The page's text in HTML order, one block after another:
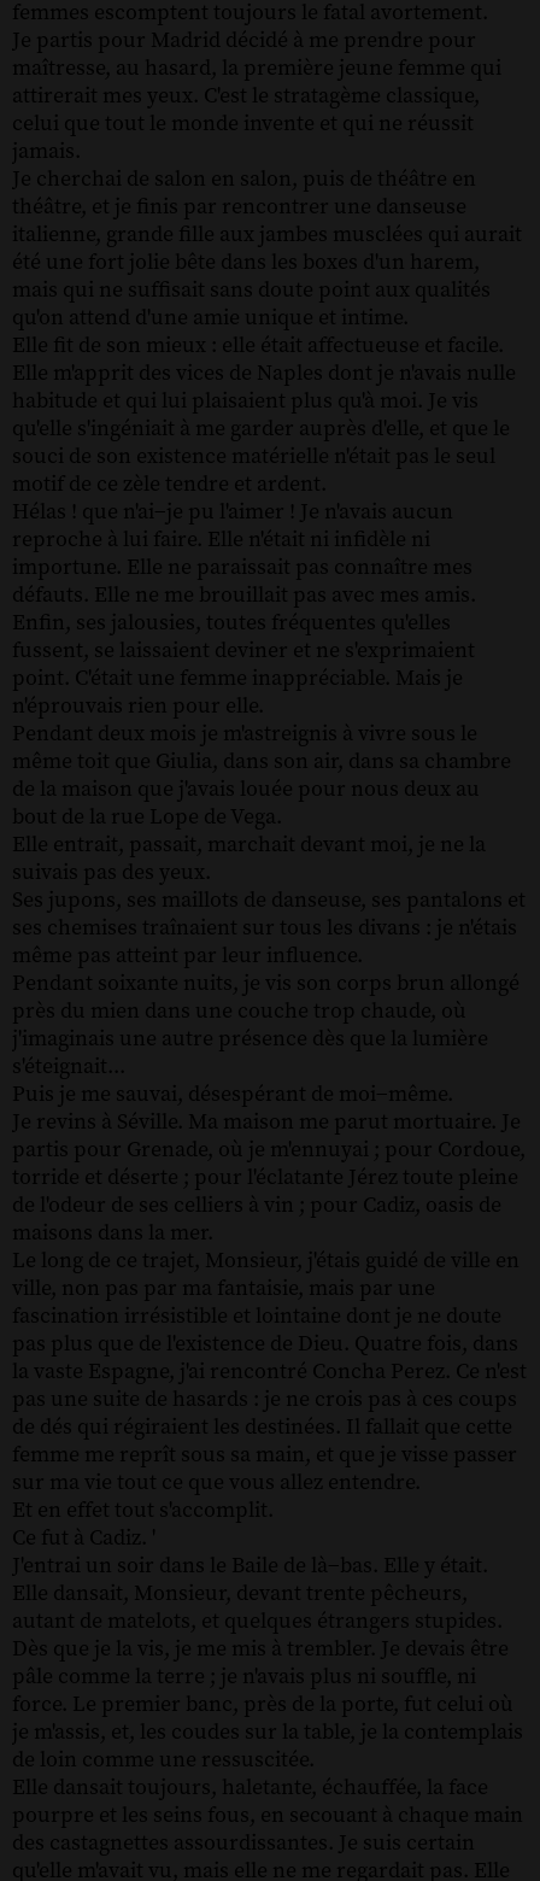
femmes escomptent toujours le fatal avortement.
Je partis pour Madrid décidé à me prendre pour
maîtresse, au hasard, la première jeune femme qui
attirerait mes yeux. C'est le stratagème classique,
celui que tout le monde invente et qui ne réussit
jamais.
Je cherchai de salon en salon, puis de théâtre en
théâtre, et je finis par rencontrer une danseuse
italienne, grande fille aux jambes musclées qui aurait
été une fort jolie bête dans les boxes d'un harem,
mais qui ne suffisait sans doute point aux qualités
qu'on attend d'une amie unique et intime.
Elle fit de son mieux : elle était affectueuse et facile.
Elle m'apprit des vices de Naples dont je n'avais nulle
habitude et qui lui plaisaient plus qu'à moi. Je vis
qu'elle s'ingéniait à me garder auprès d'elle, et que le
souci de son existence matérielle n'était pas le seul
motif de ce zèle tendre et ardent.
Hélas ! que n'ai−je pu l'aimer ! Je n'avais aucun
reproche à lui faire. Elle n'était ni infidèle ni
importune. Elle ne paraissait pas connaître mes
défauts. Elle ne me brouillait pas avec mes amis.
Enfin, ses jalousies, toutes fréquentes qu'elles
fussent, se laissaient deviner et ne s'exprimaient
point. C'était une femme inappréciable. Mais je
n'éprouvais rien pour elle.
Pendant deux mois je m'astreignis à vivre sous le
même toit que Giulia, dans son air, dans sa chambre
de la maison que j'avais louée pour nous deux au
bout de la rue Lope de Vega.
Elle entrait, passait, marchait devant moi, je ne la
suivais pas des yeux.
Ses jupons, ses maillots de danseuse, ses pantalons et
ses chemises traînaient sur tous les divans : je n'étais
même pas atteint par leur influence.
Pendant soixante nuits, je vis son corps brun allongé
près du mien dans une couche trop chaude, où
j'imaginais une autre présence dès que la lumière
s'éteignait...
Puis je me sauvai, désespérant de moi−même.
Je revins à Séville. Ma maison me parut mortuaire. Je
partis pour Grenade, où je m'ennuyai ; pour Cordoue,
torride et déserte ; pour l'éclatante Jérez toute pleine
de l'odeur de ses celliers à vin ; pour Cadiz, oasis de
maisons dans la mer.
Le long de ce trajet, Monsieur, j'étais guidé de ville en
ville, non pas par ma fantaisie, mais par une
fascination irrésistible et lointaine dont je ne doute
pas plus que de l'existence de Dieu. Quatre fois, dans
la vaste Espagne, j'ai rencontré Concha Perez. Ce n'est
pas une suite de hasards : je ne crois pas à ces coups
de dés qui régiraient les destinées. Il fallait que cette
femme me reprît sous sa main, et que je visse passer
sur ma vie tout ce que vous allez entendre.
Et en effet tout s'accomplit.
Ce fut à Cadiz. '
J'entrai un soir dans le Baile de là−bas. Elle y était.
Elle dansait, Monsieur, devant trente pêcheurs,
autant de matelots, et quelques étrangers stupides.
Dès que je la vis, je me mis à trembler. Je devais être
pâle comme la terre ; je n'avais plus ni souffle, ni
force. Le premier banc, près de la porte, fut celui où
je m'assis, et, les coudes sur la table, je la contemplais
de loin comme une ressuscitée.
Elle dansait toujours, haletante, échauffée, la face
pourpre et les seins fous, en secouant à chaque main
des castagnettes assourdissantes. Je suis certain
qu'elle m'avait vu, mais elle ne me regardait pas. Elle